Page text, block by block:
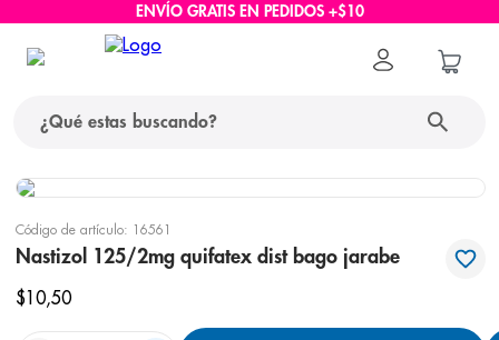
ENVÍO GRATIS EN PEDIDOS +$10
Código de artículo: 16561
Nastizol 125/2mg quifatex dist bago jarabe
$10,50
términos más buscados
1. protector solar
2.
3. eucerin